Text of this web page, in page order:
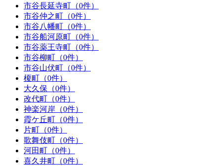
市谷長延寺町（0件）
市谷仲之町（0件）
市谷八幡町（0件）
市谷船河原町（0件）
市谷薬王寺町（0件）
市谷柳町（0件）
市谷山伏町（0件）
榎町（0件）
大久保（0件）
改代町（0件）
神楽河岸（0件）
霞ケ丘町（0件）
片町（0件）
歌舞伎町（0件）
河田町（0件）
喜久井町（0件）